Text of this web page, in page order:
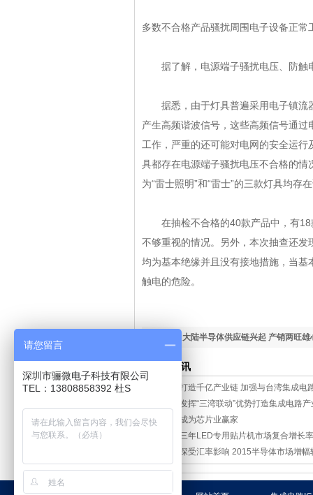
多数不合格产品骚扰周围电子设备正常
据了解，电源端子骚扰电压、防触
据悉，由于灯具普遍采用电子镇流
产生高频谐波信号，这些高频信号通过
工作，严重的还可能对电网的安全运
具都存在电源端子骚扰电压不合格的
为“雷士照明”和“雷士”的三款灯具均存
在抽检不合格的40款产品中，有18
不够重视的情况。另外，本次抽查还
均为基本绝缘并且没有接地措施，当
触电的危险。
大陆半导体供应链兴起 产销两旺雄
相关资讯
厦门打造千亿产业链 加强与台湾集成电
厦门发挥“三湾联动”优势打造集成电路产
谁将成为芯片业赢家
未来三年LED专用贴片机市场复合增长
日本深受汇率影响 2015半导体市场增幅
请您留言
深圳市骊微电子科技有限公司
TEL：13808858392 杜S